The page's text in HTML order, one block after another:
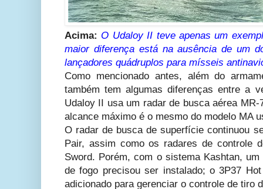
Acima: O Udaloy II teve apenas um
maior diferença está na ausência de um
lançadores quádruplos para mísseis
Como mencionado antes, além do
também tem algumas diferenças entre a
Udaloy II usa um radar de busca aérea MR-
alcance máximo é o mesmo do modelo MA
O radar de busca de superfície continuou
Pair, assim como os radares de controle
Sword. Porém, com o sistema Kashtan,
de fogo precisou ser instalado; o 3P37
adicionado para gerenciar o controle de tiro